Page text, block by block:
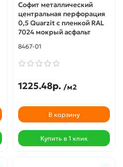
Софит металлический
центральная перфорация
0,5 Quarzit с пленкой RAL
7024 мокрый асфальт
8467-01
1225.48р. /м2
В корзину
Купить в 1 клик